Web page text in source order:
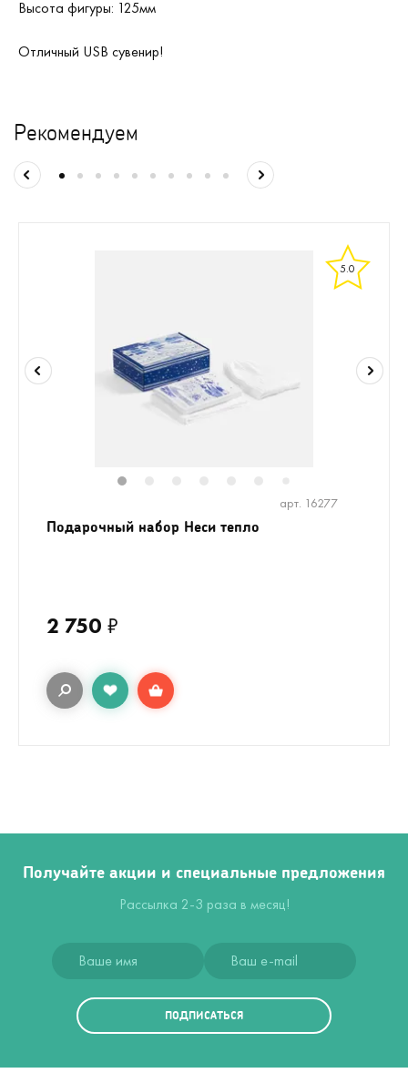
Высота фигуры: 125мм
Отличный USB сувенир!
Рекомендуем
5.0
арт. 16277
Подарочный набор Неси тепло
2 750 ₽
Получайте акции и специальные предложения
Рассылка 2-3 раза в месяц!
ПОДПИСАТЬСЯ